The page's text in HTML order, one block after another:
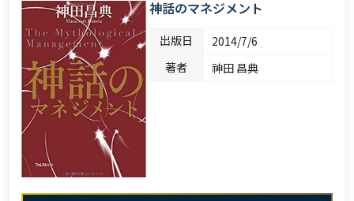
神話のマネジメント
出版日
2014/7/6
著者
神田 昌典